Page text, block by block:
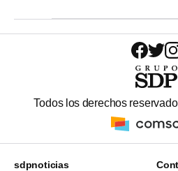
Todos los derechos
sdpnoticias